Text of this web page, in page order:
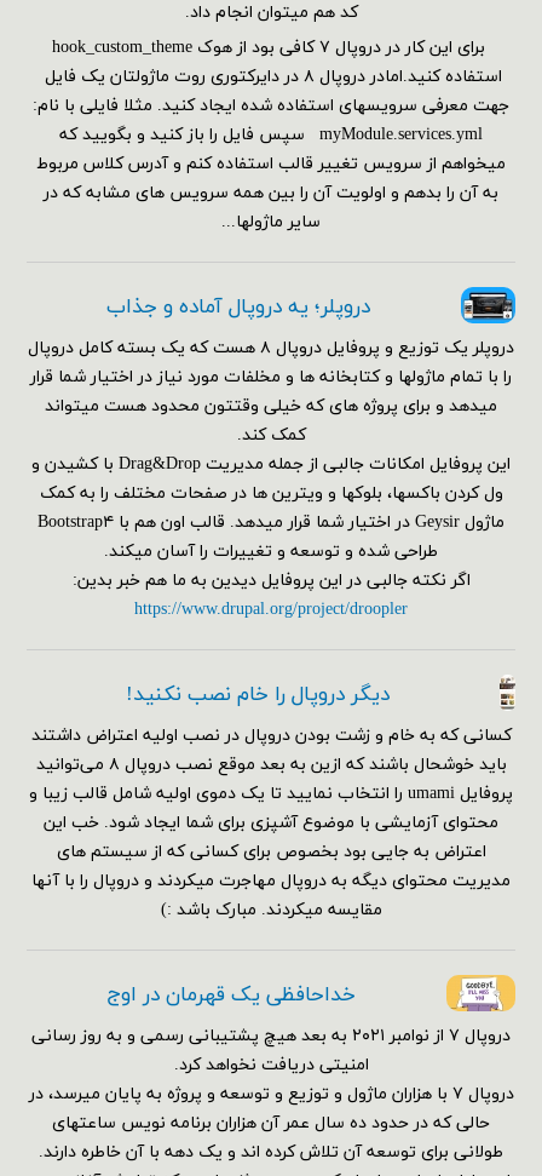
کد هم می‎توان انجام داد.
برای این کار در دروپال ۷ کافی بود از هوک hook_custom_theme
استفاده کنید.امادر دروپال ۸ در دایرکتوری روت ماژولتان یک فایل
جهت معرفی سرویسهای استفاده شده ایجاد کنید. مثلا فایلی با نام:
myModule.services.yml سپس فایل را باز کنید و بگویید که
میخواهم از سرویس تغییر قالب استفاده کنم و آدرس کلاس مربوط
به آن را بدهم و اولویت آن را بین همه سرویس های مشابه که در
سایر ماژولها...
دروپلر؛ یه دروپال آماده و جذاب
دروپلر یک توزیع و پروفایل دروپال ۸ هست که یک بسته کامل دروپال
را با تمام ماژولها و کتابخانه ها و مخلفات مورد نیاز در اختیار شما قرار
میدهد و برای پروژه های که خیلی وقتتون محدود هست میتواند
کمک کند.
این پروفایل امکانات جالبی از جمله مدیریت Drag&Drop با کشیدن و
ول کردن باکسها، بلوکها و ویترین ها در صفحات مختلف را به کمک
ماژول Geysir در اختیار شما قرار میدهد. قالب اون هم با Bootstrap۴
طراحی شده و توسعه و تغییرات را آسان میکند.
اگر نکته جالبی در این پروفایل دیدین به ما هم خبر بدین:
https://www.drupal.org/project/droopler
دیگر دروپال را خام نصب نکنید!
کسانی که به خام و زشت بودن دروپال در نصب اولیه اعتراض داشتند
باید خوشحال باشند که ازین به بعد موقع نصب دروپال ۸ می‌توانید
پروفایل umami را انتخاب نمایید تا یک دموی اولیه شامل قالب زیبا و
محتوای آزمایشی با موضوع آشپزی برای شما ایجاد شود. خب این
اعتراض به جایی بود بخصوص برای کسانی که از سیستم های
مدیریت محتوای دیگه به دروپال مهاجرت میکردند و دروپال را با آنها
مقایسه میکردند. مبارک باشد :)
خداحافظی یک قهرمان در اوج
دروپال ۷ از نوامبر ۲۰۲۱ به بعد هیچ پشتیبانی رسمی و به روز رسانی
امنیتی دریافت نخواهد کرد.
دروپال ۷ با هزاران ماژول و توزیع و توسعه و پروژه به پایان میرسد، در
حالی که در حدود ده سال عمر آن هزاران برنامه نویس ساعتهای
طولانی برای توسعه آن تلاش کرده اند و یک دهه با آن خاطره دارند.